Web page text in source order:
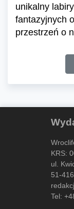
unikalny
fantazyjnych
przestrzeń o
KRS:
ul.
51-
Tel: